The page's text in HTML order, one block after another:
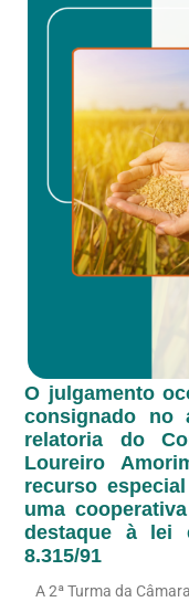
O julgamento
consignado no
relatoria do
Loureiro
recurso
uma
destaque à lei
8.315/91
A 2ª Turma da